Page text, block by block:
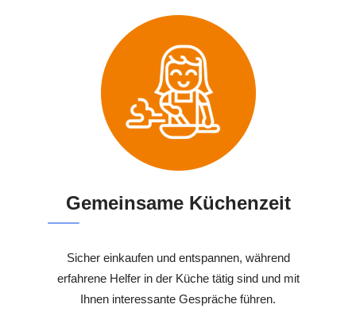
Gemeinsame Küchenzeit
Sicher einkaufen und entspannen, während
erfahrene Helfer in der Küche tätig sind und mit
Ihnen interessante Gespräche führen.